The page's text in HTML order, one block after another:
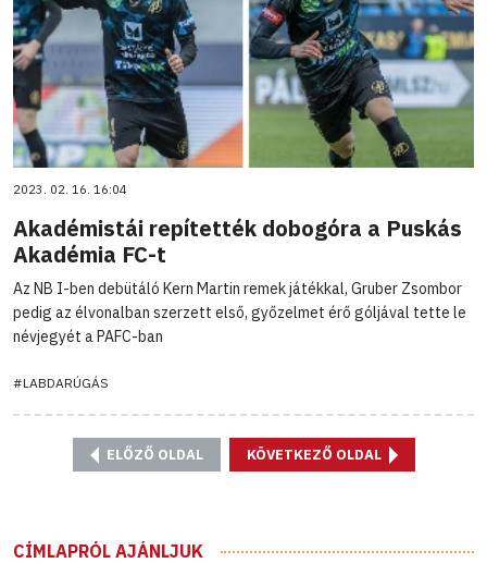
2023. 02. 16. 16:04
Akadémistái repítették dobogóra a Puskás
Akadémia FC-t
Az NB I-ben debütáló Kern Martin remek játékkal, Gruber Zsombor
pedig az élvonalban szerzett első, győzelmet érő góljával tette le
névjegyét a PAFC-ban
#LABDARÚGÁS
ELŐZŐ OLDAL KÖVETKEZŐ OLDAL
CÍMLAPRÓL AJÁNLJUK